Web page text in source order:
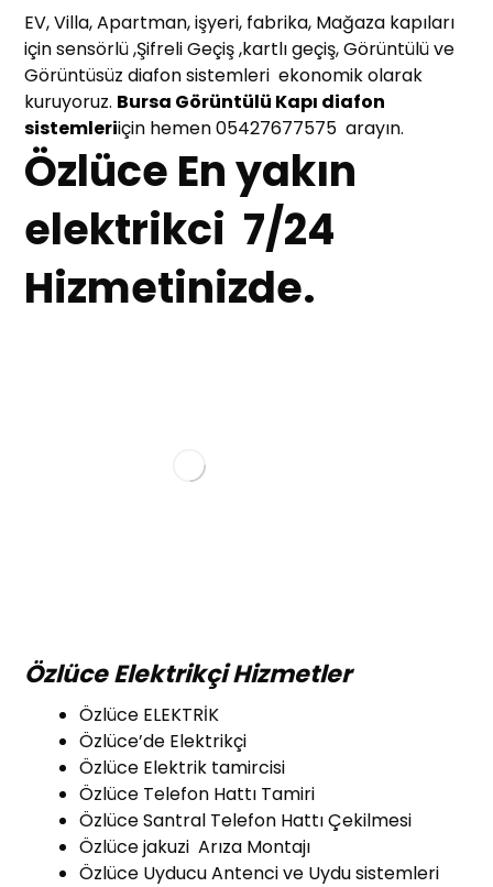
EV, Villa, Apartman, işyeri, fabrika, Mağaza kapıları
için sensörlü ,Şifreli Geçiş ,kartlı geçiş, Görüntülü ve
Görüntüsüz diafon sistemleri ekonomik olarak
kuruyoruz. Bursa Görüntülü Kapı diafon
sistemleriiçin hemen 05427677575 arayın.
Özlüce En yakın
elektrikci 7/24
Hizmetinizde.
ÖzlüceElektrikçi Hizmetler
Özlüce ELEKTRİK
Özlüce’de Elektrikçi
Özlüce Elektrik tamircisi
Özlüce Telefon Hattı Tamiri
Özlüce Santral Telefon Hattı Çekilmesi
Özlüce jakuzi Arıza Montajı
Özlüce Uyducu Antenci ve Uydu sistemleri